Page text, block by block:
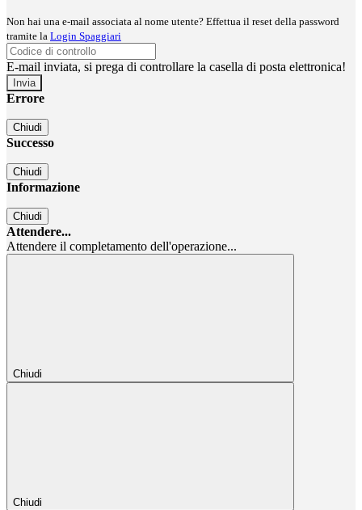
Non hai una e-mail associata al nome utente? Effettua il reset della password
tramite la Login Spaggiari
E-mail inviata, si prega di controllare la casella di posta elettronica!
Errore
Chiudi
Successo
Chiudi
Informazione
Chiudi
Attendere...
Attendere il completamento dell'operazione...
Chiudi
Chiudi